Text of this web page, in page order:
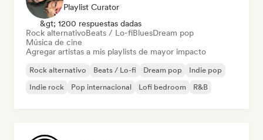
Playlist Curator
&gt; 1200 respuestas dadas
Rock alternativoBeats / Lo-fiBluesDream pop
Música de cine
Agregar artistas a mis playlists de mayor impacto
Rock alternativo Beats / Lo-fi Dream pop
Indie pop
Indie rock
Pop internacional Lofi bedroom R&B